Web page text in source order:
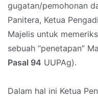
gugatan/pemohonan
Panitera, Ketua
Majelis untuk
sebuah “penetapan”
Pasal 94 UUPAg).
Dalam hal ini Ketua